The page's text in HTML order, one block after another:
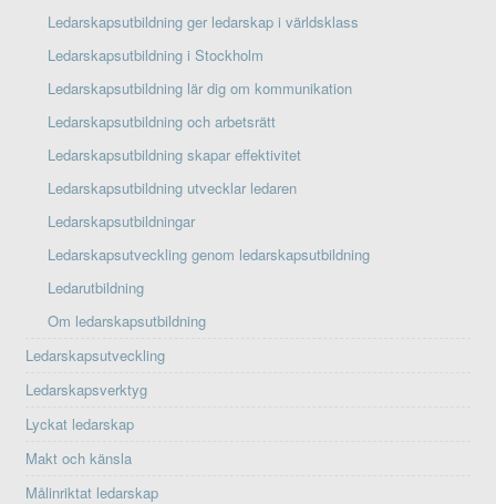
Ledarskapsutbildning ger ledarskap i världsklass
Ledarskapsutbildning i Stockholm
Ledarskapsutbildning lär dig om kommunikation
Ledarskapsutbildning och arbetsrätt
Ledarskapsutbildning skapar effektivitet
Ledarskapsutbildning utvecklar ledaren
Ledarskapsutbildningar
Ledarskapsutveckling genom ledarskapsutbildning
Ledarutbildning
Om ledarskapsutbildning
Ledarskapsutveckling
Ledarskapsverktyg
Lyckat ledarskap
Makt och känsla
Målinriktat ledarskap